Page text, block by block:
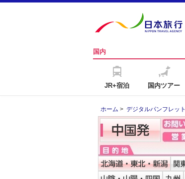
国内
JR+宿泊 国内ツアー
ホーム > デジタルパンフレット